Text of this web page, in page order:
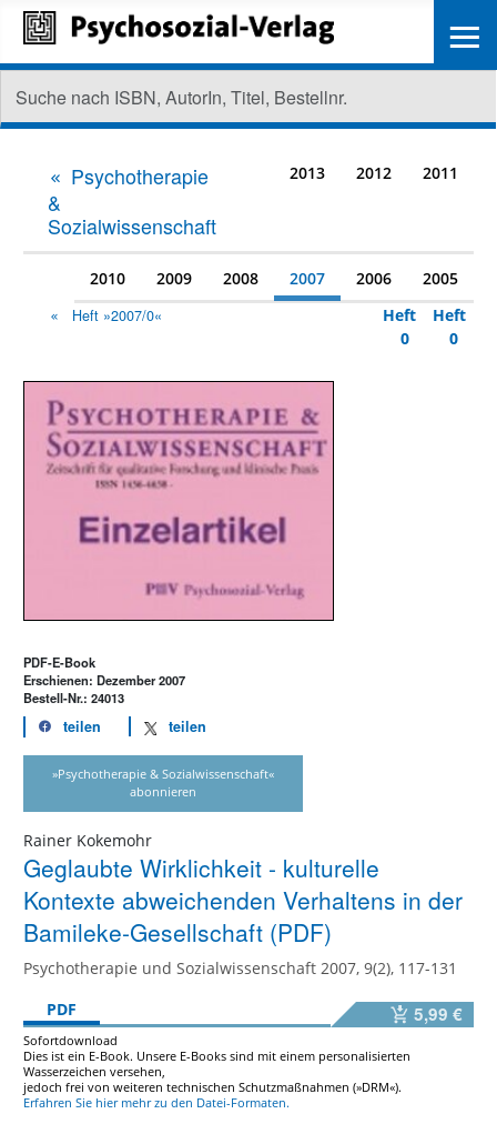
Psychotherapie
&
Sozialwissenschaft
2013 2012 2011
2010 2009 2008 2007 2006 2005
Heft »2007/0«
Heft
0
Heft
0
PDF-E-Book
Erschienen: Dezember 2007
Bestell-Nr.: 24013
teilen teilen
»Psychotherapie & Sozialwissenschaft«
abonnieren
Rainer Kokemohr
Geglaubte Wirklichkeit - kulturelle
Kontexte abweichenden Verhaltens in der
Bamileke-Gesellschaft (PDF)
Psychotherapie und Sozialwissenschaft 2007, 9(2), 117-131
PDF
5,99 €
Sofortdownload
Dies ist ein E-Book. Unsere E-Books sind mit einem personalisierten
Wasserzeichen versehen,
jedoch frei von weiteren technischen Schutzmaßnahmen (»DRM«).
Erfahren Sie hier mehr zu den Datei-Formaten.
≡